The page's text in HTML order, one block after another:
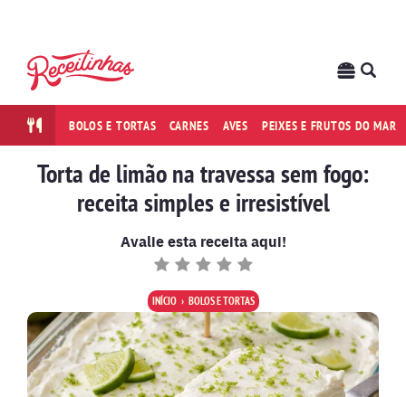
BOLOS E TORTAS CARNES AVES PEIXES E FRUTOS DO MAR
Torta de limão na travessa sem fogo:
receita simples e irresistível
Avalie esta receita aqui!
INÍCIO BOLOS E TORTAS